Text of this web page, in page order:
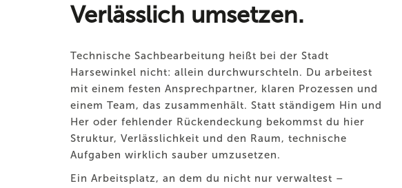
Verlässlich umsetzen.
Technische Sachbearbeitung heißt bei der Stadt
Harsewinkel nicht: allein durchwurschteln. Du arbeitest
mit einem festen Ansprechpartner, klaren Prozessen und
einem Team, das zusammenhält. Statt ständigem Hin und
Her oder fehlender Rückendeckung bekommst du hier
Struktur, Verlässlichkeit und den Raum, technische
Aufgaben wirklich sauber umzusetzen.
Ein Arbeitsplatz, an dem du nicht nur verwaltest –